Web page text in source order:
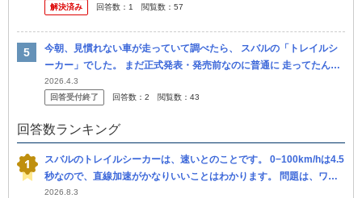
解決済み
回答数： 1 閲覧数： 57
今朝、見慣れない車が走っていて調べたら、 スバルの「トレイルシ
ーカー」でした。 まだ正式発表・発売前なのに普通に 走ってたんで
すが、 これってなんでなんでしょう？ 群馬ナンバーだったので、工
場から
2026.4.3
回答受付終了
回答数： 2 閲覧数： 43
回答数ランキング
スバルのトレイルシーカーは、速いとのことです。 0−100km/hは4.5
秒なので、直線加速がかなりいいことはわかります。 問題は、ワイ
ンディング、特に下りなんですが、速く楽しく運転できますか？
2026.8.3